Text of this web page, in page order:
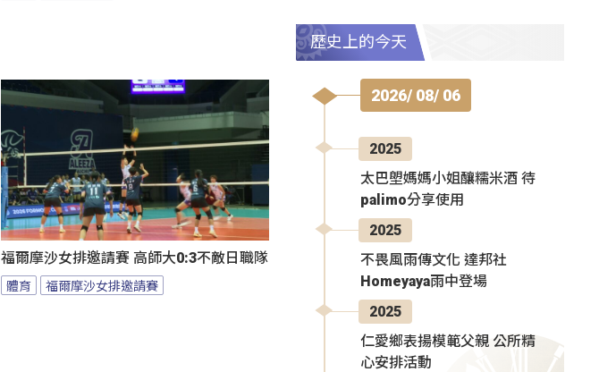
福爾摩沙女排邀請賽 高師大0:3不敵日職隊
體育 福爾摩沙女排邀請賽
歷史上的今天
2026/ 08/ 06
2025
太巴塱媽媽小姐釀糯米酒 待
palimo分享使用
2025
不畏風雨傳文化 達邦社
Homeyaya雨中登場
2025
仁愛鄉表揚模範父親 公所精
心安排活動